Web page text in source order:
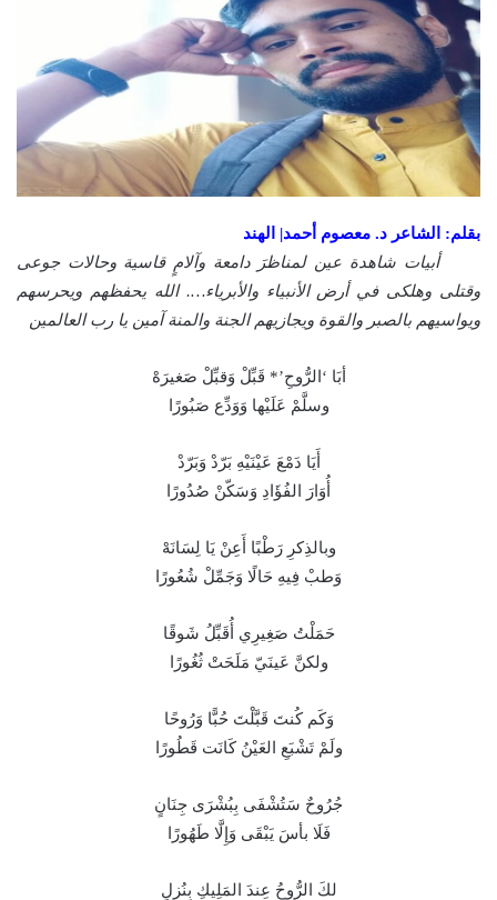
بقلم: الشاعر د. معصوم أحمد| الهند
أبيات شاهدة عين لمناظرَ دامعة وآلامٍ قاسية وحالات جوعى
وقتلى وهلكى في أرض الأنبياء والأبرياء…. الله يحفظهم ويحرسهم
ويواسيهم بالصبر والقوة ويجازيهم الجنة والمنة آمين يا رب العالمين
أبَا ‘الرُّوحِ’* قَبِّلْ وَقبِّلْ صَغيرَهْ
وسلَّمْ عَلَيْها وَوَدِّع صَبُورًا
أَيَا دَمْعَ عَيْنَيْهِ بَرّدْ وَبَرّدْ
أُوَارَ الفُؤَادِ وَسَكّنْ صُدُورًا
وبالذِكرِ رَطْبًا أَعِنْ يَا لِسَانَهْ
وَطبْ فِيهِ حَالًا وَجَمِّلْ شُعُورًا
حَمَلْتُ صَغِيرِي أُقَبِّلُ شَوقًا
ولكنَّ عَينَيّ مَلَحَتْ ثُغُورًا
وَكَم كُنتَ قَبَّلْتَ حُبًّا وَرُوحًا
ولَمْ تَشْبَعِ العَيْنُ كَانَت قَطُورًا
جُرُوحٌ سَتُشْفَى بِبُشْرَى جِنَانٍ
فَلَا بأسَ يَبْقَى وَإِلَّا طَهُورًا
لكَ الرُّوحُ عِندَ المَلِيكِ بِنُزلٍ